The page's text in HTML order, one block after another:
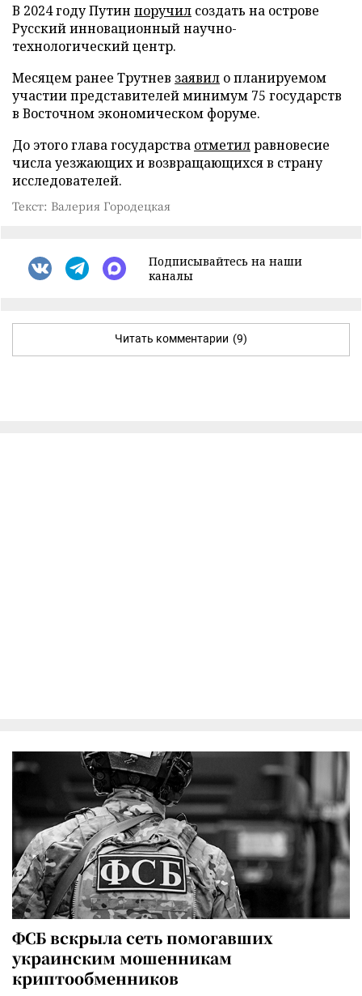
В 2024 году Путин поручил создать на острове
Русский инновационный научно-
технологический центр.
Месяцем ранее Трутнев заявил о планируемом
участии представителей минимум 75 государств
в Восточном экономическом форуме.
До этого глава государства отметилравновесие
числа уезжающих и возвращающихся в страну
исследователей.
Текст: Валерия Городецкая
Подписывайтесь на наши
каналы
Читать комментарии (9)
ФСБ вскрыла сеть помогавших
украинским мошенникам
криптообменников